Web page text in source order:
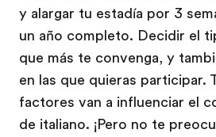
y alargar tu estadía por 3
un año completo. Decidir el
que más te convenga, y
en las que quieras participar.
factores van a influenciar el
de italiano. ¡Pero no te